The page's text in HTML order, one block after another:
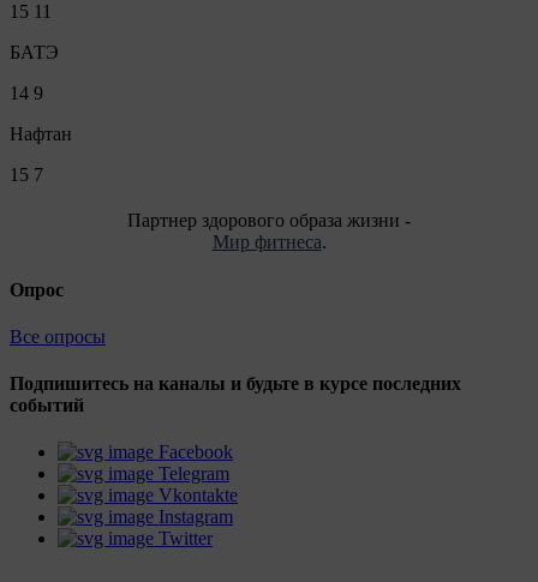
15 11
БАТЭ
14 9
Нафтан
15 7
Партнер здорового образа жизни -
Мир фитнеса.
Опрос
Все опросы
Подпишитесь на каналы и будьте в курсе последних
событий
Facebook
Telegram
Vkontakte
Instagram
Twitter